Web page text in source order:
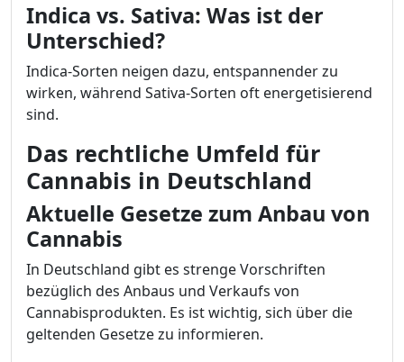
Indica vs. Sativa: Was ist der
Unterschied?
Indica-Sorten neigen dazu, entspannender zu
wirken, während Sativa-Sorten oft energetisierend
sind.
Das rechtliche Umfeld für
Cannabis in Deutschland
Aktuelle Gesetze zum Anbau von
Cannabis
In Deutschland gibt es strenge Vorschriften
bezüglich des Anbaus und Verkaufs von
Cannabisprodukten. Es ist wichtig, sich über die
geltenden Gesetze zu informieren.